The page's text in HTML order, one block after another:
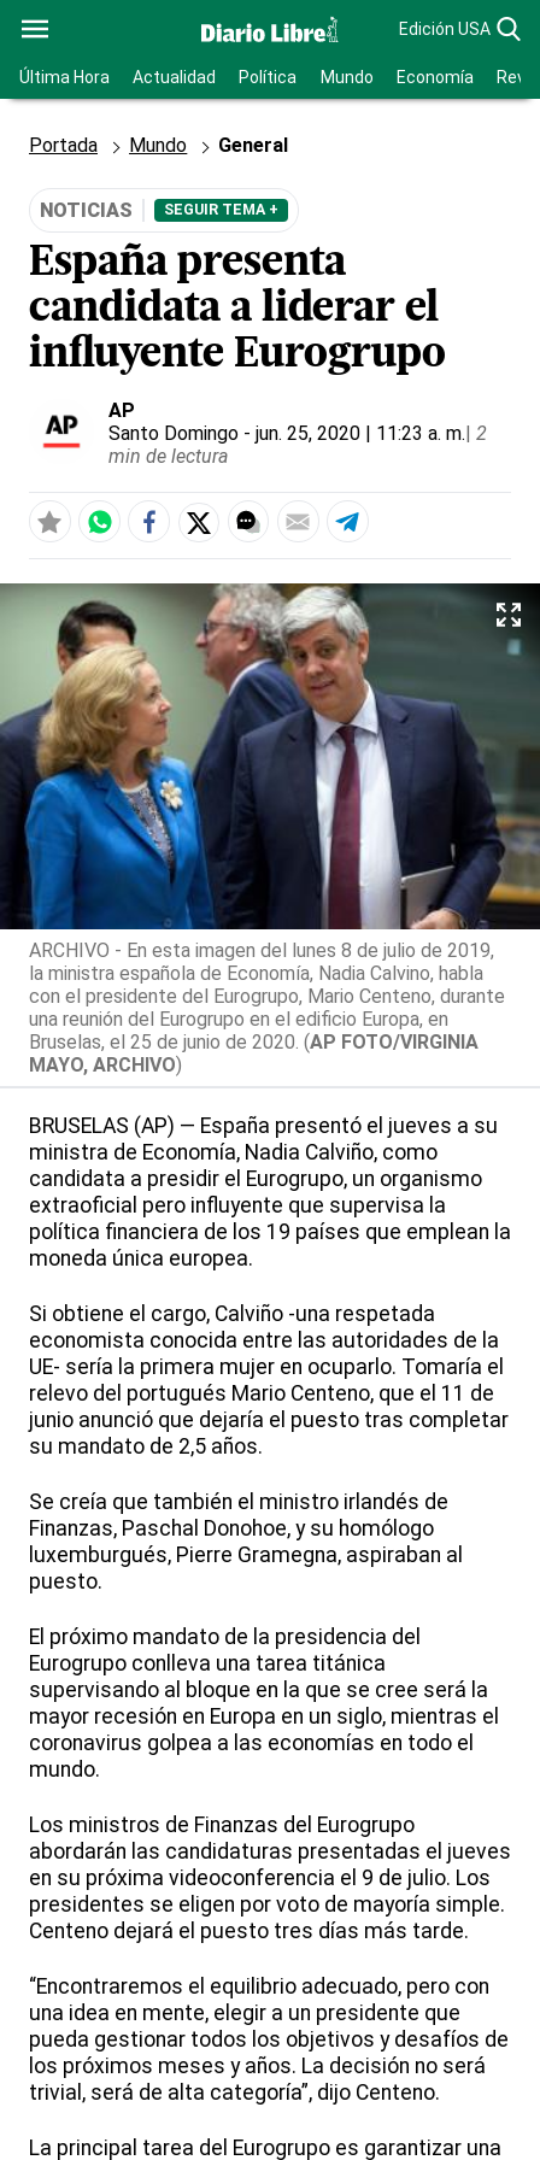
Edición USA
Última Hora Actualidad Política Mundo Economía
Portada Mundo General
NOTICIAS SEGUIR TEMA +
España presenta
candidata a liderar el
influyente Eurogrupo
AP
Santo Domingo - jun. 25, 2020 | 11:23 a. m.| 2
min de lectura
ARCHIVO - En esta imagen del lunes 8 de julio de 2019,
la ministra española de Economía, Nadia Calvino, habla
con el presidente del Eurogrupo, Mario Centeno, durante
una reunión del Eurogrupo en el edificio Europa, en
Bruselas, el 25 de junio de 2020. (AP FOTO/VIRGINIA
MAYO, ARCHIVO)
BRUSELAS (AP) — España presentó el jueves a su
ministra de Economía, Nadia Calviño, como
candidata a presidir el Eurogrupo, un organismo
extraoficial pero influyente que supervisa la
política financiera de los 19 países que emplean la
moneda única europea.
Si obtiene el cargo, Calviño -una respetada
economista conocida entre las autoridades de la
UE- sería la primera mujer en ocuparlo. Tomaría el
relevo del portugués Mario Centeno, que el 11 de
junio anunció que dejaría el puesto tras completar
su mandato de 2,5 años.
Se creía que también el ministro irlandés de
Finanzas, Paschal Donohoe, y su homólogo
luxemburgués, Pierre Gramegna, aspiraban al
puesto.
El próximo mandato de la presidencia del
Eurogrupo conlleva una tarea titánica
supervisando al bloque en la que se cree será la
mayor recesión en Europa en un siglo, mientras el
coronavirus golpea a las economías en todo el
mundo.
Los ministros de Finanzas del Eurogrupo
abordarán las candidaturas presentadas el jueves
en su próxima videoconferencia el 9 de julio. Los
presidentes se eligen por voto de mayoría simple.
Centeno dejará el puesto tres días más tarde.
“Encontraremos el equilibrio adecuado, pero con
una idea en mente, elegir a un presidente que
pueda gestionar todos los objetivos y desafíos de
los próximos meses y años. La decisión no será
trivial, será de alta categoría”, dijo Centeno.
La principal tarea del Eurogrupo es garantizar una